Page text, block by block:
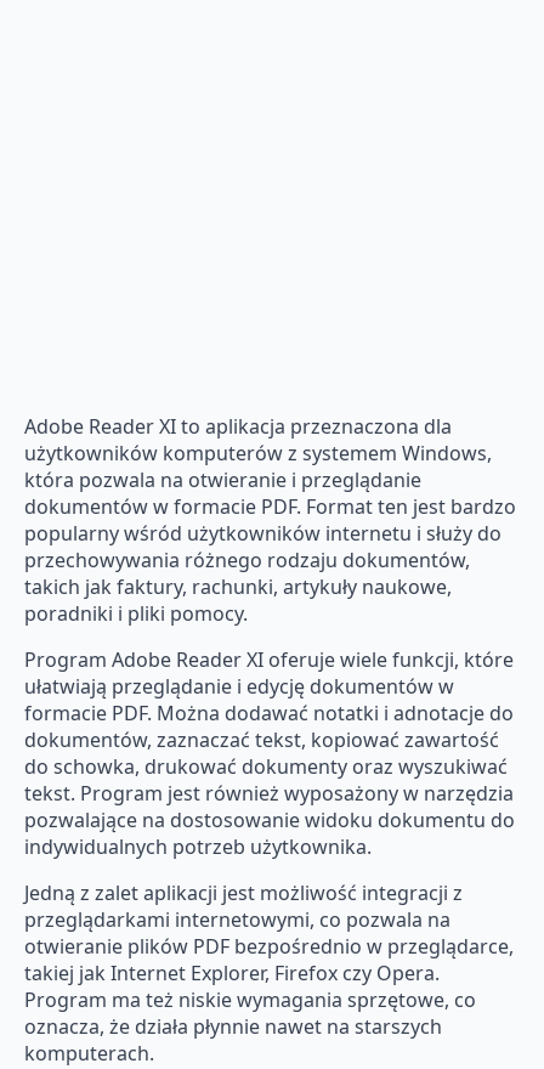
Adobe Reader XI to aplikacja przeznaczona dla
użytkowników komputerów z systemem Windows,
która pozwala na otwieranie i przeglądanie
dokumentów w formacie PDF. Format ten jest bardzo
popularny wśród użytkowników internetu i służy do
przechowywania różnego rodzaju dokumentów,
takich jak faktury, rachunki, artykuły naukowe,
poradniki i pliki pomocy.
Program Adobe Reader XI oferuje wiele funkcji, które
ułatwiają przeglądanie i edycję dokumentów w
formacie PDF. Można dodawać notatki i adnotacje do
dokumentów, zaznaczać tekst, kopiować zawartość
do schowka, drukować dokumenty oraz wyszukiwać
tekst. Program jest również wyposażony w narzędzia
pozwalające na dostosowanie widoku dokumentu do
indywidualnych potrzeb użytkownika.
Jedną z zalet aplikacji jest możliwość integracji z
przeglądarkami internetowymi, co pozwala na
otwieranie plików PDF bezpośrednio w przeglądarce,
takiej jak Internet Explorer, Firefox czy Opera.
Program ma też niskie wymagania sprzętowe, co
oznacza, że działa płynnie nawet na starszych
komputerach.